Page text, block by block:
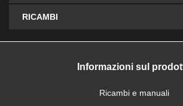
RICAMBI
Informazioni sul
Ricambi e manuali